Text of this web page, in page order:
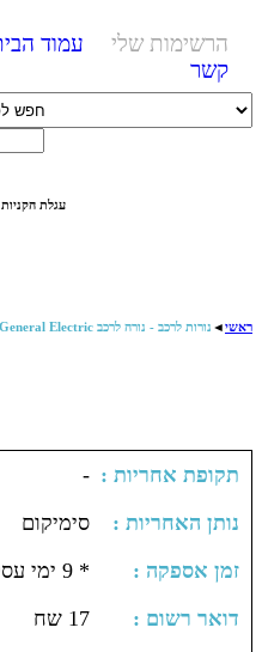
הרשימות שלי עמוד
קשר
עגלת
ראשי◄ נורות לרכב - נורה לרכב General Electric דגם W21/5W
: תקופת אחריות
-
: נותן האחריות
סימיקום
: זמן אספקה
* 9 ימי עסקים
: דואר רשום
17 שח